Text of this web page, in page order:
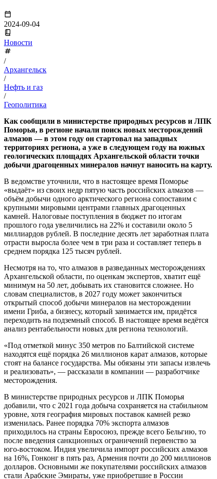
2024-09-04
Новости
/
Архангельск
/
Нефть и газ
/
Геополитика
Как сообщили в министерстве природных ресурсов и ЛПК
Поморья, в регионе начали поиск новых месторождений
алмазов — в этом году он стартовал на западных
территориях региона, а уже в следующем году на южных
геологических площадях Архангельской области точки
добычи драгоценных минералов начнут наносить на карту.
В ведомстве уточнили, что в настоящее время Поморье
«выдаёт» из своих недр пятую часть российских алмазов —
объём добычи одного арктического региона сопоставим с
крупными мировыми центрами главных драгоценных
камней. Налоговые поступления в бюджет по итогам
прошлого года увеличились на 22% и составили около 5
миллиардов рублей. В последние десять лет заработная плата
отрасти выросла более чем в три раза и составляет теперь в
среднем порядка 125 тысяч рублей.
Несмотря на то, что алмазов в разведанных месторождениях
Архангельской области, по оценкам экспертов, хватит ещё
минимум на 50 лет, добывать их становится сложнее. Но
словам специалистов, в 2027 году может закончиться
открытый способ добычи минералов на месторождении
имени Гриба, а бизнесу, который занимается им, придётся
переходить на подземный способ. В настоящее время ведётся
анализ рентабельности новых для региона технологий.
«Под отметкой минус 350 метров по Балтийской системе
находятся ещё порядка 26 миллионов карат алмазов, которые
стоят на балансе государства. Мы обязаны эти запасы извлечь
и реализовать», — рассказали в компании — разработчике
месторождения.
В министерстве природных ресурсов и ЛПК Поморья
добавили, что с 2021 года добыча сохраняется на стабильном
уровне, хотя география мировых поставок камней резко
изменилась. Ранее порядка 70% экспорта алмазов
приходилось на страны Евросоюз, прежде всего Бельгию, то
после введения санкционных ограничений первенство за
юго-востоком. Индия увеличила импорт российских алмазов
на 16%, Гонконг в пять раз, Армения почти до 200 миллионов
долларов. Основными же покупателями российских алмазов
стали Арабские Эмираты, уже приобретшие в России